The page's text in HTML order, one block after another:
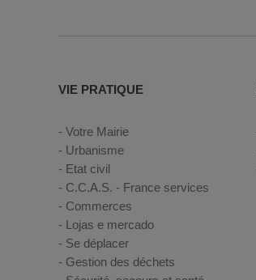
VIE PRATIQUE
Votre Mairie
Urbanisme
Etat civil
C.C.A.S. - France services
Commerces
Lojas e mercado
Se déplacer
Gestion des déchets